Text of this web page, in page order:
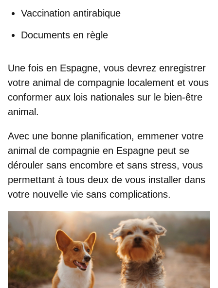
Vaccination antirabique
Documents en règle
Une fois en Espagne, vous devrez enregistrer
votre animal de compagnie localement et vous
conformer aux lois nationales sur le bien-être
animal.
Avec une bonne planification, emmener votre
animal de compagnie en Espagne peut se
dérouler sans encombre et sans stress, vous
permettant à tous deux de vous installer dans
votre nouvelle vie sans complications.